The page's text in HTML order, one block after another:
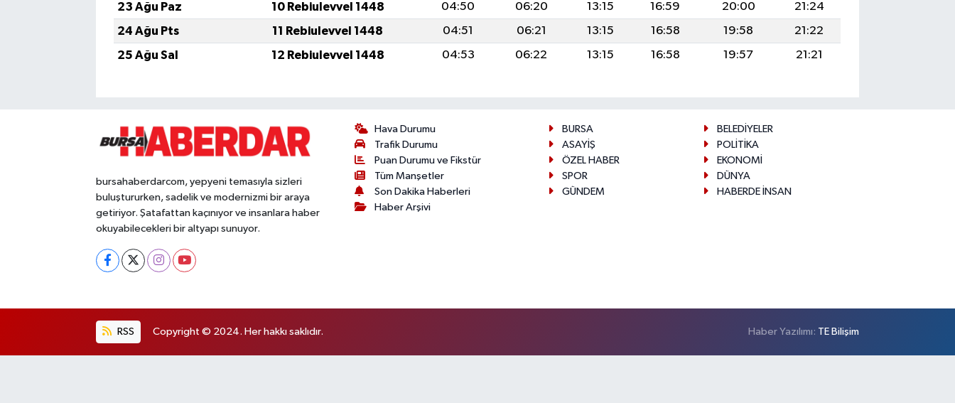
23 Ağu Paz
10 Rebiulevvel 1448 04:50 06:20 13:15 16:59 20:00
21:24
24 Ağu Pts
11 Rebiulevvel 1448 04:51 06:21 13:15 16:58 19:58
21:22
25 Ağu Sal
12 Rebiulevvel 1448 04:53 06:22 13:15 16:58 19:57 21:21
bursahaberdarcom, yepyeni temasıyla sizleri
buluştururken, sadelik ve modernizmi bir araya
getiriyor. Şatafattan kaçınıyor ve insanlara haber
okuyabilecekleri bir altyapı sunuyor.
Hava Durumu
Trafik Durumu
Puan Durumu ve Fikstür
Tüm Manşetler
Son Dakika Haberleri
Haber Arşivi
BURSA
BELEDİYELER
ASAYİŞ
POLİTİKA
ÖZEL HABER
EKONOMİ
SPOR
DÜNYA
GÜNDEM
HABERDE İNSAN
RSS Copyright © 2024. Her hakkı saklıdır. Haber Yazılımı: TE Bilişim